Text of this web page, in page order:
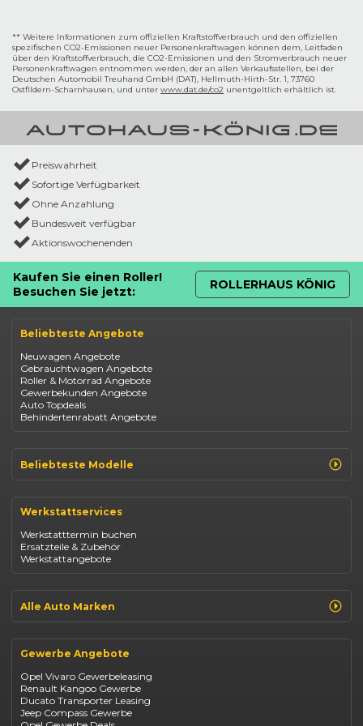
dosierbar macht.
** Weitere Informationen zum offiziellen Kraftstoffverbrauch und den offiziellen
spezifischen CO2-Emissionen neuer Personenkraftwagen können dem‚ Leitfaden
über den Kraftstoffverbrauch, die CO2-Emissionen und den Stromverbrauch neuer
Personenkraftwagen entnommen werden, der an allen Verkaufsstellen, bei der
Deutschen Automobil Treuhand GmbH (DAT), Hellmuth-Hirth-Str. 1, 73760
Ostfildern-Scharnhausen, und unter www.dat.de/co2 unentgeltlich erhältlich ist.
Preiswahrheit
Sofortige Verfügbarkeit
Ohne Anzahlung
Bundesweit verfügbar
Aktionswochenenden
Kaufen Sie einen Roller!
Besuchen Sie jetzt:
ROLLERHAUS KÖNIG
Beliebteste Angebote
Neuwagen Angebote
Gebrauchtwagen Angebote
Roller & Motorrad Angebote
Gewerbekunden Angebote
Auto Topdeals
Behindertenrabatt Angebote
Beliebteste Modelle
Opel Corsa
Fiat 500
Dacia Duster
Dacia Sandero
Jeep Compass
Suzuki Vitara
Suzuki Swift
BYD Seal
Mazda CX-30
Citroen C4
Werkstattservices
Werkstatttermin buchen
Ersatzteile & Zubehör
Werkstattangebote
Alle Auto Marken
Opel
Fiat
Jeep
Suzuki
BYD
Kia
Gewerbe Angebote
Opel Vivaro Gewerbeleasing
Renault Kangoo Gewerbe
Ducato Transporter Leasing
Jeep Compass Gewerbe